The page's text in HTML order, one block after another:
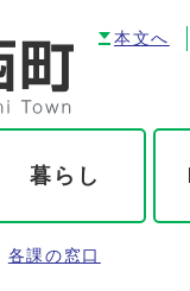
本文へ
暮らし
各課の窓口